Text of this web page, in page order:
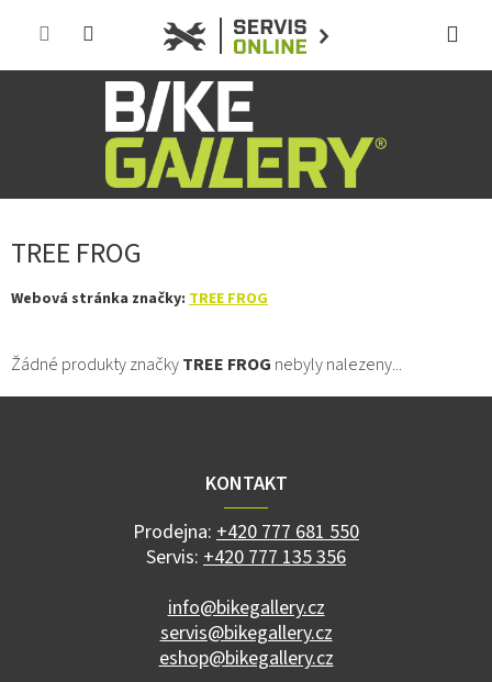
TREE FROG
Webová stránka značky: TREE FROG
Žádné produkty značkyTREE FROG nebyly nalezeny...
Z
KONTAKT
Prodejna: +420 777 681 550
Servis: +420 777 135 356
info@bikegallery.cz
servis@bikegallery.cz
eshop@bikegallery.cz